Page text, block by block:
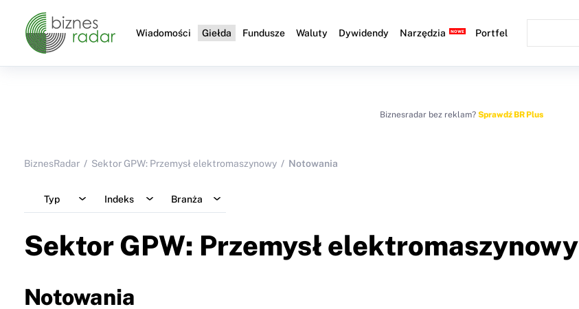
Wiadomości Giełda Fundusze Waluty Dywidendy Narzędzia Portfel
Biznesradar bez reklam? Sprawdź BR Plus
BiznesRadar Sektor GPW: Przemysł elektromaszynowy Notowania
Typ Indeks Branża
Sektor GPW: Przemysł elektromaszynowy
Notowania